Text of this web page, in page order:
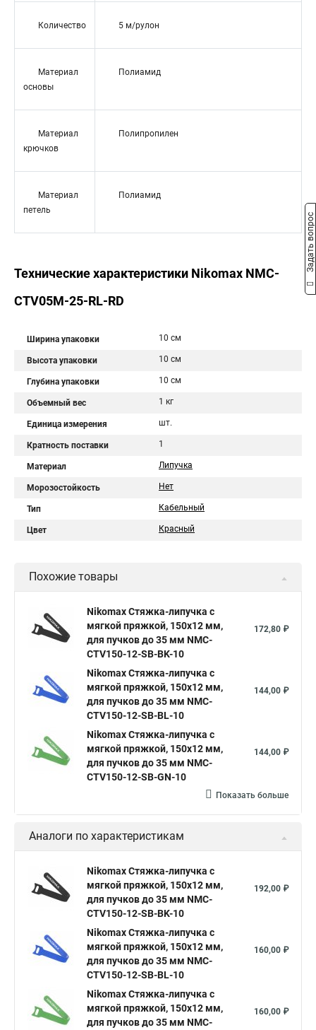
Количество 5 м/рулон
Материал
основы
Полиамид
Материал
крючков
Полипропилен
Материал
петель
Полиамид
Технические характеристики Nikomax NMC-
CTV05M-25-RL-RD
Ширина упаковки 10 см
Высота упаковки 10 см
Глубина упаковки 10 см
Объемный вес 1 кг
Единица измерения шт.
Кратность поставки 1
Материал Липучка
Морозостойкость Нет
Тип Кабельный
Цвет Красный
Похожие товары
Nikomax Стяжка-липучка с
мягкой пряжкой, 150х12 мм,
для пучков до 35 мм NMC-
CTV150-12-SB-BK-10
172,80 ₽
Nikomax Стяжка-липучка с
мягкой пряжкой, 150х12 мм,
для пучков до 35 мм NMC-
CTV150-12-SB-BL-10
144,00 ₽
Nikomax Стяжка-липучка с
мягкой пряжкой, 150х12 мм,
для пучков до 35 мм NMC-
CTV150-12-SB-GN-10
144,00 ₽
Показать больше
Аналоги по характеристикам
Nikomax Стяжка-липучка с
мягкой пряжкой, 150х12 мм,
для пучков до 35 мм NMC-
CTV150-12-SB-BK-10
192,00 ₽
Nikomax Стяжка-липучка с
мягкой пряжкой, 150х12 мм,
для пучков до 35 мм NMC-
CTV150-12-SB-BL-10
160,00 ₽
Nikomax Стяжка-липучка с
мягкой пряжкой, 150х12 мм,
для пучков до 35 мм NMC-
160,00 ₽
Задать вопрос